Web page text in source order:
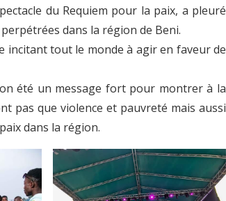
du Requiem pour la paix, a pleuré
dans la région de Beni.
incitant tout le monde à agir en faveur de
été un message fort pour montrer à la
pas que violence et pauvreté mais aussi
dans la région.